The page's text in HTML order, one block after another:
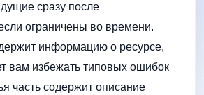
сразу после
ограничены во времени.
информацию о ресурсе,
вам избежать типовых ошибок
часть содержит описание